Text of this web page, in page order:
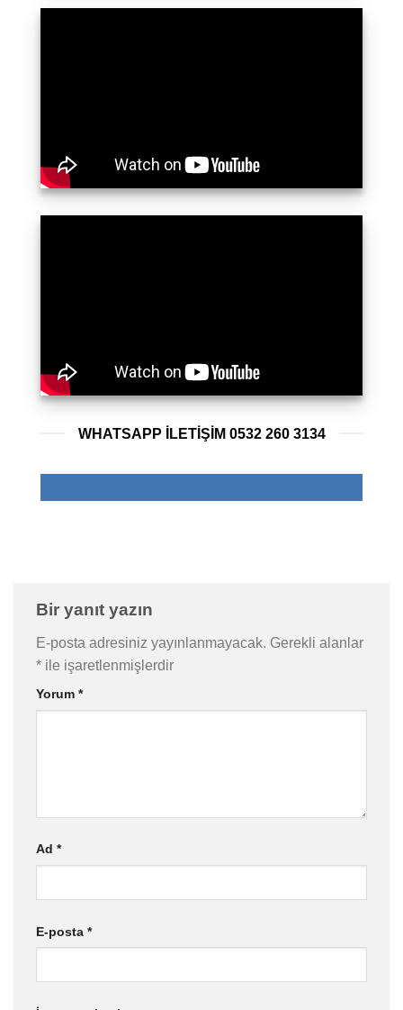
WHATSAPP ILETIŞIM 0532 260 3134
Bir yanıt yazın
E-posta adresiniz yayınlanmayacak. Gerekli alanlar
* ile işaretlenmişlerdir
Yorum *
Ad *
E-posta *